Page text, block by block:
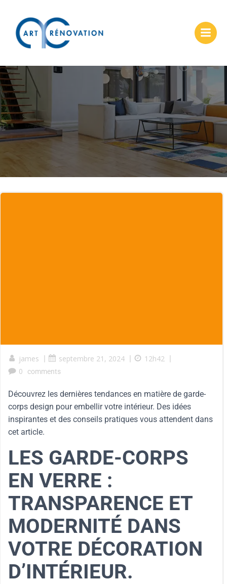
james | septembre 21, 2024 | 12h42 |
0
comments
Découvrez les dernières tendances en matière de garde-
corps design pour embellir votre intérieur. Des idées
inspirantes et des conseils pratiques vous attendent dans
cet article.
LES GARDE-CORPS
EN VERRE :
TRANSPARENCE ET
MODERNITÉ DANS
VOTRE DÉCORATION
D’INTÉRIEUR.